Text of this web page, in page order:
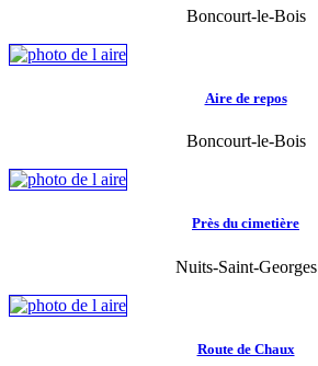
Boncourt-le-Bois
Aire de repos
Boncourt-le-Bois
Près du cimetière
Nuits-Saint-Georges
Route de Chaux